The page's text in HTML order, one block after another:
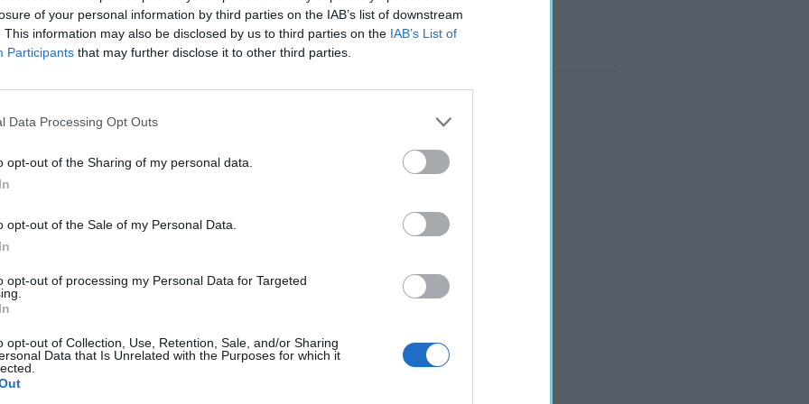
of your personal information by third parties on the IAB’s list of downstream
This information may also be disclosed by us to third parties on the IAB’s List of
Participants that may further disclose it to other third parties.
Data Processing Opt Outs
opt-out of the Sharing of my personal data.
opt-out of the Sale of my Personal Data.
opt-out of processing my Personal Data for Targeted
opt-out of Collection, Use, Retention, Sale, and/or Sharing
Data that Is Unrelated with the Purposes for which it
a rollereseket
közlekednek –
28-ai ülésén. A
ZÖLDTERÜLETEN VAGY
IS VONATKOZIK.
válnak a
számíthatnak, akik